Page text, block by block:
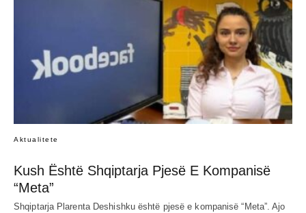
Aktualitete
Kush Është Shqiptarja Pjesë E Kompanisë
“Meta”
Shqiptarja Plarenta Deshishku është pjesë e kompanisë “Meta”. Ajo